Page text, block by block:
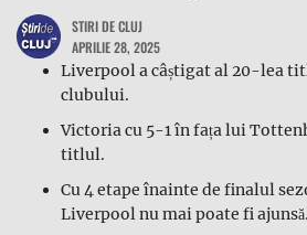
STIRI DE CLUJ
APRILIE 28, 2025
Liverpool a câștigat al 20-lea
clubului.
Victoria cu 5-1 în fața lui
titlul.
Cu 4 etape înainte de finalul
Liverpool nu mai poate fi ajunsă.